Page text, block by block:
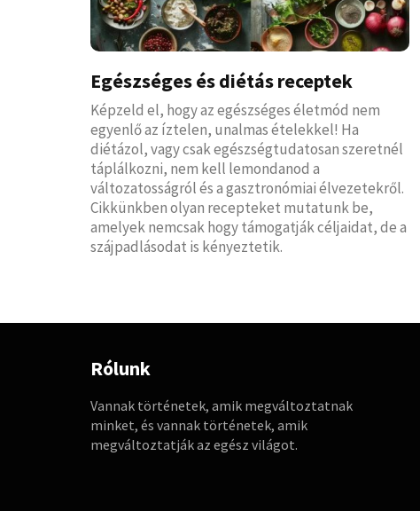
Egészséges és diétás receptek
Képzeld el, hogy az egészséges életmód nem
egyenlő az íztelen, unalmas ételekkel! Ha
diétázol, vagy csak egészségtudatosan szeretnél
táplálkozni, nem kell lemondanod a
változatosságról és a gasztronómiai élvezetekről.
Cikkünkben olyan recepteket mutatunk be,
amelyek nemcsak hogy támogatják céljaidat, de a
szájpadlásodat is kényeztetik.
Rólunk
Vannak történetek, amik megváltoztatnak
minket, és vannak történetek, amik
megváltoztatják az egész világot.